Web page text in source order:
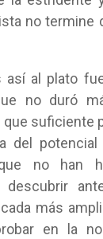
no termine
así al plato
no duró
suficiente
del
no han
descubrir
más
en la